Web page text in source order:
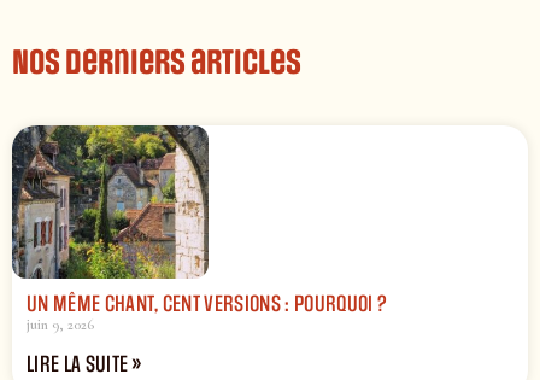
Nos derniers articles
UN MÊME CHANT, CENT VERSIONS : POURQUOI ?
juin 9, 2026
LIRE LA SUITE »